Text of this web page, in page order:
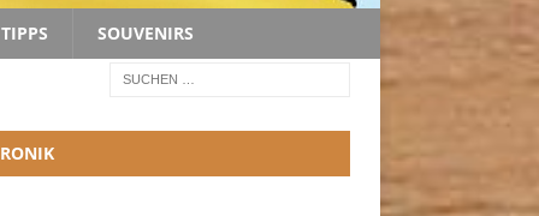
TIPPS SOUVENIRS